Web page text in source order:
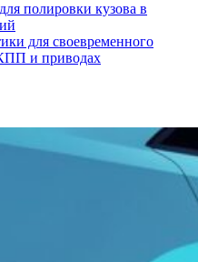
полировки кузова в
для своевременного
и приводах